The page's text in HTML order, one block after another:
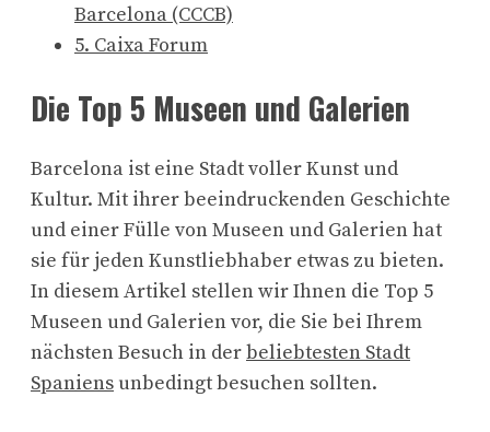
Barcelona (CCCB)
5. Caixa Forum
Die Top 5 Museen und Galerien
Barcelona ist eine Stadt voller Kunst und
Kultur. Mit ihrer beeindruckenden Geschichte
und einer Fülle von Museen und Galerien hat
sie für jeden Kunstliebhaber etwas zu bieten.
In diesem Artikel stellen wir Ihnen die Top 5
Museen und Galerien vor, die Sie bei Ihrem
nächsten Besuch in derbeliebtesten Stadt
Spaniens unbedingt besuchen sollten.